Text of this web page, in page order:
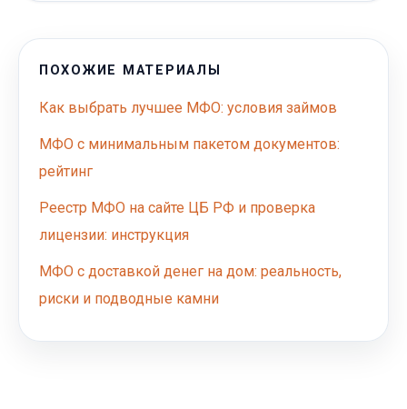
ПОХОЖИЕ МАТЕРИАЛЫ
Как выбрать лучшее МФО: условия займов
МФО с минимальным пакетом документов:
рейтинг
Реестр МФО на сайте ЦБ РФ и проверка
лицензии: инструкция
МФО с доставкой денег на дом: реальность,
риски и подводные камни